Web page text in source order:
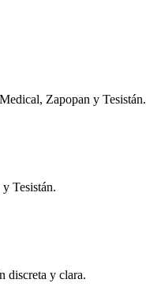
Zapopan y Tesistán.
Tesistán.
discreta y clara.